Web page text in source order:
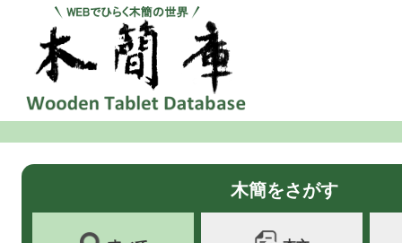
木簡をさがす